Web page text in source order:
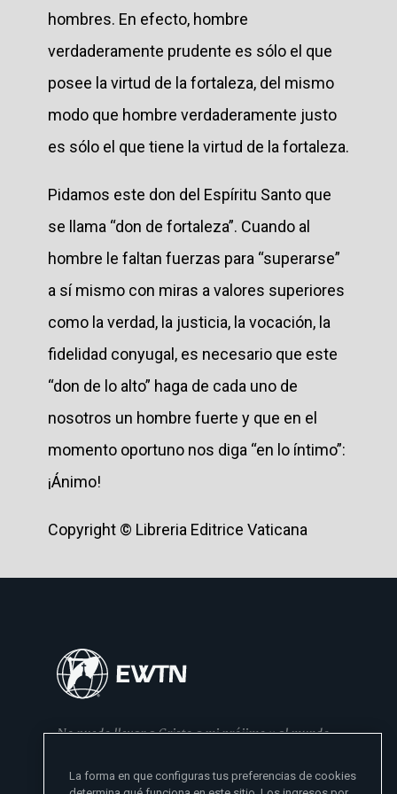
hombres. En efecto, hombre
verdaderamente prudente es sólo el que
posee la virtud de la fortaleza, del mismo
modo que hombre verdaderamente justo
es sólo el que tiene la virtud de la fortaleza.
Pidamos este don del Espíritu Santo que
se llama “don de fortaleza”. Cuando al
hombre le faltan fuerzas para “superarse”
a sí mismo con miras a valores superiores
como la verdad, la justicia, la vocación, la
fidelidad conyugal, es necesario que este
“don de lo alto” haga de cada uno de
nosotros un hombre fuerte y que en el
momento oportuno nos diga “en lo íntimo”:
¡Ánimo!
Copyright © Libreria Editrice Vaticana
No puedo llevar a Cristo a mi prójimo y al mundo
- Madre Angelica
La forma en que configuras tus preferencias de cookies